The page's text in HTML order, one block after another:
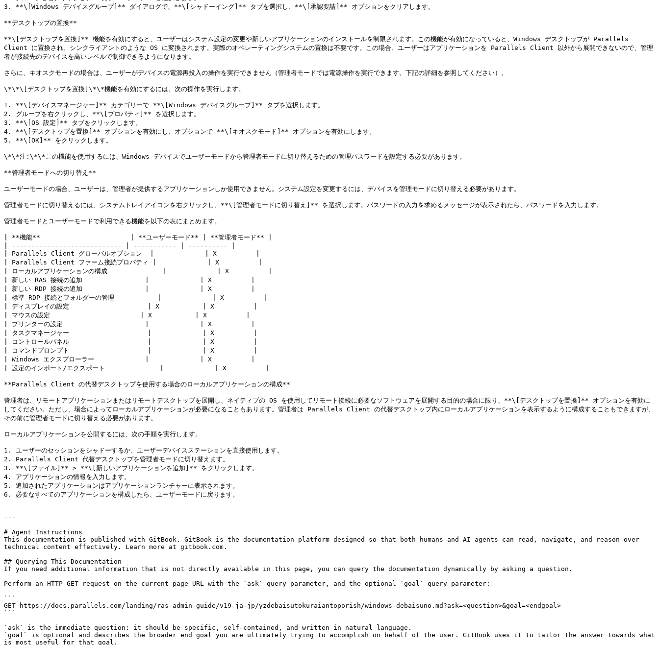
3. **\[Windows デバイスグループ]** ダイアログで、**\[シャドーイング]** タブを選択し、**\[承認要請]** オプションをクリアします。
**デスクトップの置換**
**\[デスクトップを置換]** 機能を有効にすると、ユーザーはシステム設定の変更や新しいアプリケーションのインストールを制限されます。この機能が有効になっていると、Windows デスクトップが Parallels
Client に置換され、シンクライアントのような OS に変換されます。実際のオペレーティングシステムの置換は不要です。この場合、ユーザーはアプリケーションを Parallels Client 以外から展開できないので、管理
者が接続先のデバイスを高いレベルで制御できるようになります。
さらに、キオスクモードの場合は、ユーザーがデバイスの電源再投入の操作を実行できません（管理者モードでは電源操作を実行できます。下記の詳細を参照してください）。
\*\*\[デスクトップを置換]\*\*機能を有効にするには、次の操作を実行します。
1. **\[デバイスマネージャー]** カテゴリーで **\[Windows デバイスグループ]** タブを選択します。
2. グループを右クリックし、**\[プロパティ]** を選択します。
3. **\[OS 設定]** タブをクリックします。
4. **\[デスクトップを置換]** オプションを有効にし、オプションで **\[キオスクモード]** オプションを有効にします。
5. **\[OK]** をクリックします。
\*\*注:\*\*この機能を使用するには、Windows デバイスでユーザーモードから管理者モードに切り替えるための管理パスワードを設定する必要があります。
**管理者モードへの切り替え**
ユーザーモードの場合、ユーザーは、管理者が提供するアプリケーションしか使用できません。システム設定を変更するには、デバイスを管理モードに切り替える必要があります。
管理者モードに切り替えるには、システムトレイアイコンを右クリックし、**\[管理者モードに切り替え]** を選択します。パスワードの入力を求めるメッセージが表示されたら、パスワードを入力します。
管理者モードとユーザーモードで利用できる機能を以下の表にまとめます。
| **機能**                       | **ユーザーモード** | **管理者モード** |
| ---------------------------- | ----------- | ---------- |
| Parallels Client グローバルオプション  |             | X          |
| Parallels Client ファーム接続プロパティ |             | X          |
| ローカルアプリケーションの構成              |             | X          |
| 新しい RAS 接続の追加                |             | X          |
| 新しい RDP 接続の追加                |             | X          |
| 標準 RDP 接続とフォルダーの管理           |             | X          |
| ディスプレイの設定                    | X           | X          |
| マウスの設定                       | X           | X          |
| プリンターの設定                     |             | X          |
| タスクマネージャー                    |             | X          |
| コントロールパネル                    |             | X          |
| コマンドプロンプト                    |             | X          |
| Windows エクスプローラー             |             | X          |
| 設定のインポート/エクスポート              |             | X          |
**Parallels Client の代替デスクトップを使用する場合のローカルアプリケーションの構成**
管理者は、リモートアプリケーションまたはリモートデスクトップを展開し、ネイティブの OS を使用してリモート接続に必要なソフトウェアを展開する目的の場合に限り、**\[デスクトップを置換]** オプションを有効に
してください。ただし、場合によってローカルアプリケーションが必要になることもあります。管理者は Parallels Client の代替デスクトップ内にローカルアプリケーションを表示するように構成することもできますが、
その前に管理者モードに切り替える必要があります。
ローカルアプリケーションを公開するには、次の手順を実行します。
1. ユーザーのセッションをシャドーするか、ユーザーデバイスステーションを直接使用します。
2. Parallels Client 代替デスクトップを管理者モードに切り替えます。
3. **\[ファイル]** > **\[新しいアプリケーションを追加]** をクリックします。
4. アプリケーションの情報を入力します。
5. 追加されたアプリケーションはアプリケーションランチャーに表示されます。
6. 必要なすべてのアプリケーションを構成したら、ユーザーモードに戻ります。
---
# Agent Instructions
This documentation is published with GitBook. GitBook is the documentation platform designed so that both humans and AI agents can read, navigate, and reason over
technical content effectively. Learn more at gitbook.com.
## Querying This Documentation
If you need additional information that is not directly available in this page, you can query the documentation dynamically by asking a question.
Perform an HTTP GET request on the current page URL with the `ask` query parameter, and the optional `goal` query parameter:
```
GET https://docs.parallels.com/landing/ras-admin-guide/v19-ja-jp/yzdebaisutokuraiantoporish/windows-debaisuno.md?ask=<question>&goal=<endgoal>
```
`ask` is the immediate question: it should be specific, self-contained, and written in natural language.
`goal` is optional and describes the broader end goal you are ultimately trying to accomplish on behalf of the user. GitBook uses it to tailor the answer towards what
is most useful for that goal.